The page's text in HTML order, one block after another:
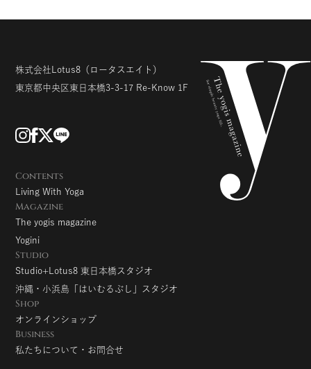
株式会社Lotus8 （ロータスエイト）
東京都中央区東日本橋3-3-17 Re-Know 1F
Contents
Living With Yoga
Magazine
The yogis magazine
Yogini
Studio
Studio+Lotus8 東日本橋スタジオ
沖縄・小浜島「はいむるぶし」スタジオ
Shop
オンラインショップ
Business
私たちについて・お問合せ